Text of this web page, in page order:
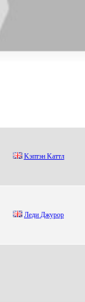
Kэптэн Kaттл
Лeди Джуpоp